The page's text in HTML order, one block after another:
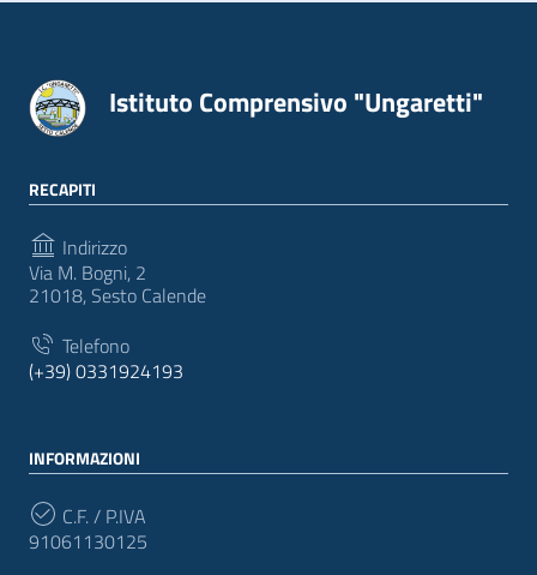
Istituto Comprensivo "Ungaretti"
RECAPITI
Indirizzo
Via M. Bogni, 2
21018, Sesto Calende
Telefono
(+39) 0331924193
INFORMAZIONI
C.F. / P.IVA
91061130125